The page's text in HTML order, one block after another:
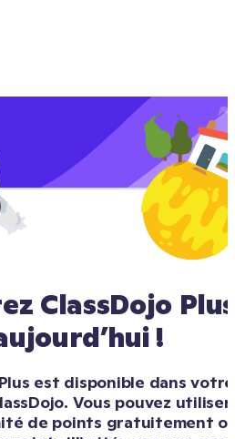
ClassDojo
!
est disponible dans votre
Vous pouvez utiliser
de points gratuitement